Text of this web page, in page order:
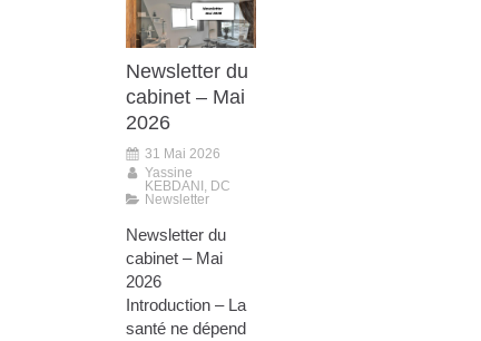
Newsletter du
cabinet – Mai
2026
31 Mai 2026
Yassine
KEBDANI, DC
Newsletter
Newsletter du
cabinet – Mai
2026
Introduction – La
santé ne dépend